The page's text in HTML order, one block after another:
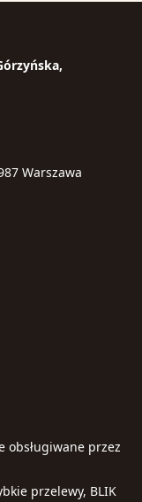
Warszawa
obsługiwane przez
przelewy, BLIK